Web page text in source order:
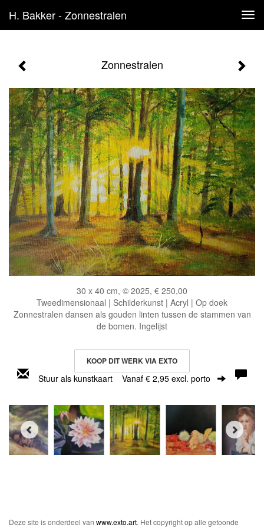
H. Bakker - Zonnestralen
Zonnestralen
30 x 40 cm, © 2025, € 250,00
Tweedimensionaal | Schilderkunst | Acryl | Op doek
Zonnestralen dansen als gouden linten tussen de stammen van
de bomen. Ingelijst
KOOP DIT WERK VIA EXTO
Stuur als kunstkaart Vanaf € 2,95 excl. porto
Deze site is onderdeel van www.exto.art. Het copyright op alle getoonde